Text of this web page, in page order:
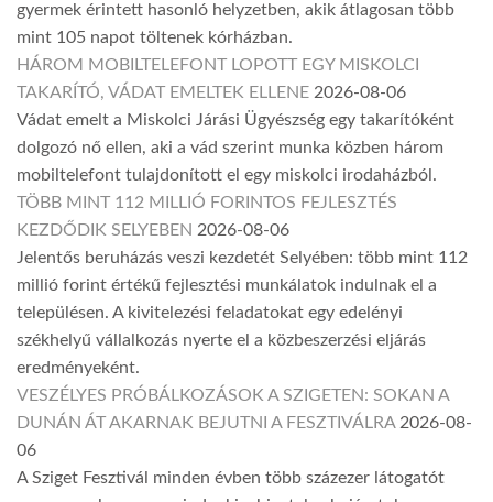
gyermek érintett hasonló helyzetben, akik átlagosan több
mint 105 napot töltenek kórházban.
HÁROM MOBILTELEFONT LOPOTT EGY MISKOLCI
TAKARÍTÓ, VÁDAT EMELTEK ELLENE 2026-08-06
Vádat emelt a Miskolci Járási Ügyészség egy takarítóként
dolgozó nő ellen, aki a vád szerint munka közben három
mobiltelefont tulajdonított el egy miskolci irodaházból.
TÖBB MINT 112 MILLIÓ FORINTOS FEJLESZTÉS
KEZDŐDIK SELYEBEN 2026-08-06
Jelentős beruházás veszi kezdetét Selyében: több mint 112
millió forint értékű fejlesztési munkálatok indulnak el a
településen. A kivitelezési feladatokat egy edelényi
székhelyű vállalkozás nyerte el a közbeszerzési eljárás
eredményeként.
VESZÉLYES PRÓBÁLKOZÁSOK A SZIGETEN: SOKAN A
DUNÁN ÁT AKARNAK BEJUTNI A FESZTIVÁLRA 2026-08-
06
A Sziget Fesztivál minden évben több százezer látogatót